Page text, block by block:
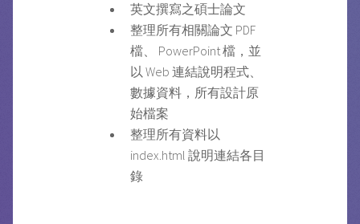
英文撰寫之碩士論文
整理所有相關論文 PDF
檔、 PowerPoint 檔，並
以 Web 連結說明程式、
數據資料，所有設計原
始檔案
整理所有資料以
index.html 說明連結各目
錄